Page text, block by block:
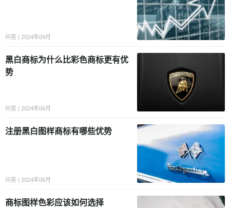
问答 | 2024年09月
黑白商标为什么比彩色商标更有优
势
问答 | 2024年06月
注册黑白图样商标有哪些优势
问答 | 2024年06月
商标图样色彩应该如何选择